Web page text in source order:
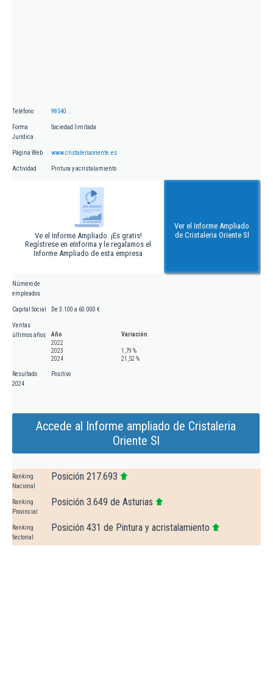
Teléfono 98540...
Forma
Jurídica
Sociedad limitada
Página Web www.cristaleriaoriente.es
Actividad Pintura y acristalamiento
Ve el Informe Ampliado. ¡Es gratis!
Regístrese en eInforma y le regalamos el
Informe Ampliado de esta empresa
Ver el Informe Ampliado
de Cristaleria Oriente Sl
Número de
empleados
Capital Social De 3.100 a 60.000 €
Ventas
últimos años
Año
Variación
2022
2023
1,79 %
2024
21,52 %
Resultado
2024
Positivo
Accede al Informe ampliado de Cristaleria
Oriente Sl
Ranking
Nacional
Posición 217.693
Ranking
Provincial
Posición 3.649 de Asturias
Ranking
Sectorial
Posición 431 de Pintura y acristalamiento